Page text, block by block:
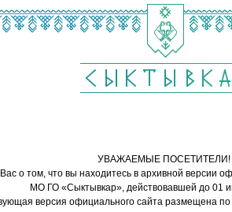
УВАЖАЕМЫЕ ПОСЕТИТЕЛИ!
о том, что вы находитесь в архивной версии
МО ГО «Сыктывкар», действовавшей до 01
версия официального сайта размещена по